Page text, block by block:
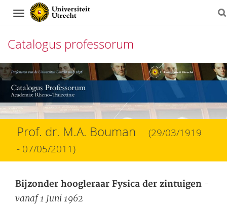
Navigation
Catalogus professorum
Direct
naar
het
inhoud
Prof. dr. M.A. Bouman
(29/03/1919
- 07/05/2011)
Bijzonder hoogleraar Fysica der zintuigen -
vanaf 1 Juni 1962